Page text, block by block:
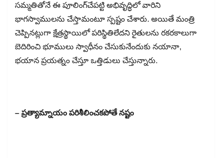
సమ్మతితోనే ఈ పూలింగ్​చేపట్టి అభివృద్ధిలో వారిని
భాగస్వాములను చేస్తామంటూ స్పష్టం చేశారు. అయితే మంత్రి
చెప్పినట్లుగా క్షేత్రస్థాయిలో పరిస్థితిలేదని రైతులను రకరకాలుగా
బెదిరించి భూములు స్వాధీనం చేసుకునేందుకు నయానా,
భయాన ప్రయత్నం చేస్తూ ఒత్తిడులు చేస్తున్నారు.
– ప్రత్యామ్నాయం పరిశీలించకపోతే నష్టం